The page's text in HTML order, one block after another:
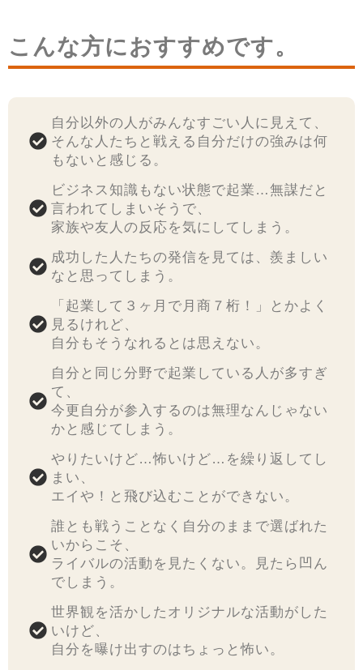
こんな方におすすめです。
自分以外の人がみんなすごい人に見えて、
そんな人たちと戦える自分だけの強みは何
もないと感じる。
ビジネス知識もない状態で起業…無謀だと
言われてしまいそうで、
家族や友人の反応を気にしてしまう。
成功した人たちの発信を見ては、羨ましい
なと思ってしまう。
「起業して３ヶ月で月商７桁！」とかよく
見るけれど、
自分もそうなれるとは思えない。
自分と同じ分野で起業している人が多すぎ
て、
今更自分が参入するのは無理なんじゃない
かと感じてしまう。
やりたいけど…怖いけど…を繰り返してし
まい、
エイや！と飛び込むことができない。
誰とも戦うことなく自分のままで選ばれた
いからこそ、
ライバルの活動を見たくない。見たら凹ん
でしまう。
世界観を活かしたオリジナルな活動がした
いけど、
自分を曝け出すのはちょっと怖い。